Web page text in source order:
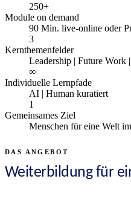
250+
Module on demand
90 Min. live-online oder
3
Kernthemenfelder
Leadership | Future
∞
Individuelle Lernpfade
AI | Human kuratiert
1
Gemeinsames Ziel
Menschen für eine Welt
DAS ANGEBOT
Weiterbildung für